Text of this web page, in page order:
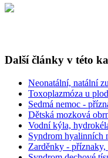
Další články v této
Neonatální, natální
Toxoplazmóza u
Sedmá nemoc -
Dětská mozková
Vodní kýla,
Syndrom hyalinních
Zarděnky -